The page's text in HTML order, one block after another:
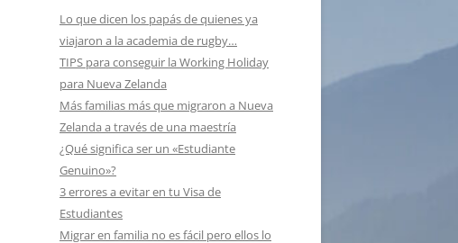
Lo que dicen los papás de quienes ya
viajaron a la academia de rugby…
TIPS para conseguir la Working Holiday
para Nueva Zelanda
Más familias más que migraron a Nueva
Zelanda a través de una maestría
¿Qué significa ser un «Estudiante
Genuino»?
3 errores a evitar en tu Visa de
Estudiantes
Migrar en familia no es fácil pero ellos lo